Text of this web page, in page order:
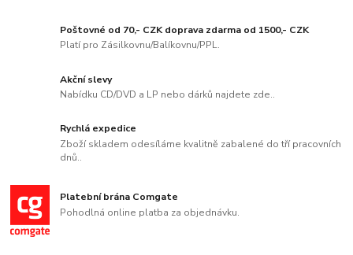
Poštovné od 70,- CZK doprava zdarma od 1500,- CZK
Platí pro Zásilkovnu/Balíkovnu/PPL.
Akční slevy
Nabídku CD/DVD a LP nebo dárků najdete zde..
Rychlá expedice
Zboží skladem odesíláme kvalitně zabalené do tří pracovních
dnů..
Platební brána Comgate
Pohodlná online platba za objednávku.